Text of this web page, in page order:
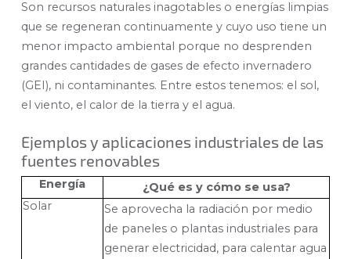
Son recursos naturales inagotables o energías limpias
que se regeneran continuamente y cuyo uso tiene un
menor impacto ambiental porque no desprenden
grandes cantidades de gases de efecto invernadero
(GEI), ni contaminantes. Entre estos tenemos: el sol,
el viento, el calor de la tierra y el agua.
Ejemplos y aplicaciones industriales de las
fuentes renovables
Energía
¿Qué es y cómo se usa?
Solar
Se aprovecha la radiación por medio
de paneles o plantas industriales para
generar electricidad, para calentar agua